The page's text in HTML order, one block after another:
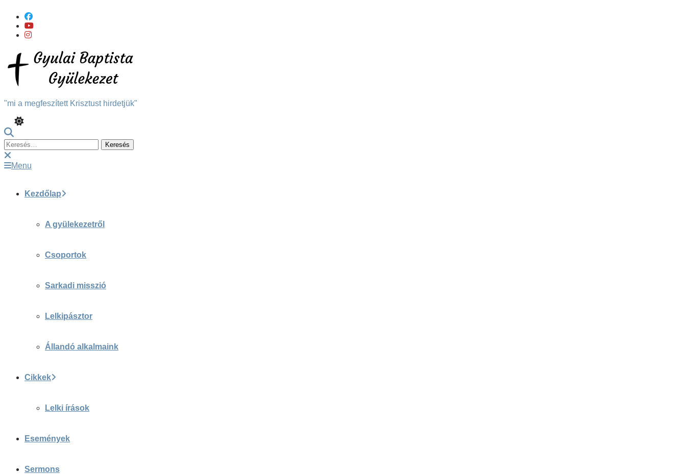
Content
"mi a megfeszített Krisztust hirdetjük"
Keresés:
Menu
Kezdőlap
A gyülekezetről
Csoportok
Sarkadi misszió
Lelkipásztor
Állandó alkalmaink
Cikkek
Lelki írások
Események
Sermons